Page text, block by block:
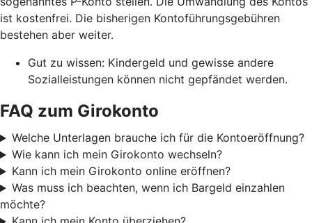
ist kostenfrei. Die bisherigen Kontoführungsgebühren
bestehen aber weiter.
Gut zu wissen: Kindergeld und gewisse andere
Sozialleistungen können nicht gepfändet werden.
FAQ zum Girokonto
Welche Unterlagen brauche ich für die Kontoeröffnung?
Wie kann ich mein Girokonto wechseln?
Kann ich mein Girokonto online eröffnen?
Was muss ich beachten, wenn ich Bargeld einzahlen
möchte?